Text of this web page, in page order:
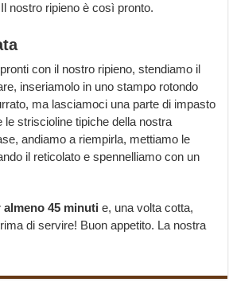
nostro ripieno è così pronto.
con il nostro ripieno, stendiamo il
inseriamolo in uno stampo rotondo
ma lasciamoci una parte di impasto
le striscioline tipiche della nostra
andiamo a riempirla, mettiamo le
il reticolato e spennelliamo con un
almeno 45 minuti e, una volta cotta,
di servire! Buon appetito. La nostra